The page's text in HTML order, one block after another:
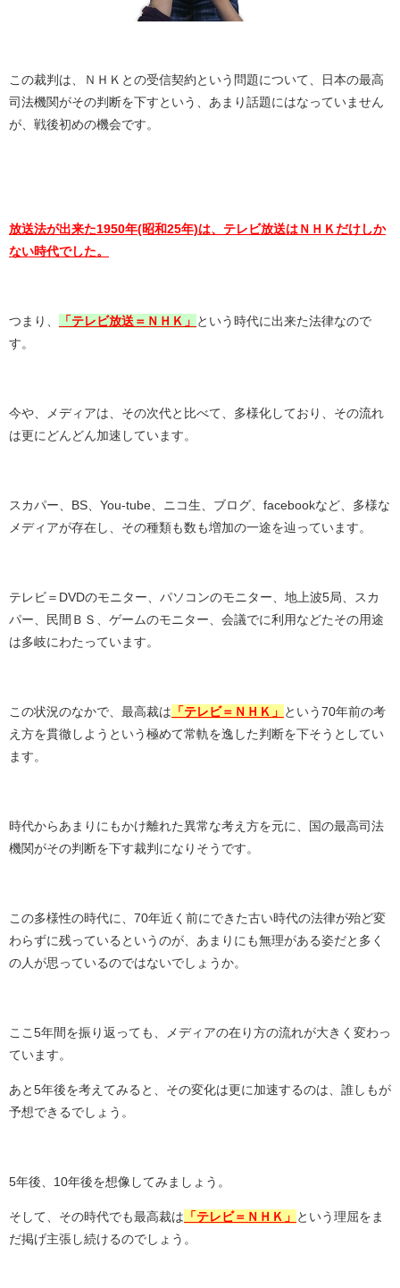
この裁判は、ＮＨＫとの受信契約という問題について、日本の最高
司法機関がその判断を下すという、あまり話題にはなっていません
が、戦後初めの機会です。
放送法が出来た1950年(昭和25年)は、テレビ放送はＮＨＫだけしか
ない時代でした。
つまり、 「テレビ放送＝ＮＨＫ」 という時代に出来た法律なので
す。
今や、メディアは、その次代と比べて、多様化しており、その流れ
は更にどんどん加速しています。
スカパー、 BS、 You-tube、ニコ生、ブログ、 facebookなど、多様な
メディアが存在し、その種類も数も増加の一途を辿っています。
テレビ＝DVDのモニター、パソコンのモニター、地上波5局、スカ
パー、民間ＢＳ、ゲームのモニター、会議でに利用などたその用途
は多岐にわたっています。
この状況のなかで、最高裁は 「テレビ＝ＮＨＫ」 という70年前の考
え方を貫徹しようという極めて常軌を逸した判断を下そうとしてい
ます。
時代からあまりにもかけ離れた異常な考え方を元に、国の最高司法
機関がその判断を下す裁判になりそうです。
この多様性の時代に、 70年近く前にできた古い時代の法律が殆ど変
わらずに残っているというのが、あまりにも無理がある姿だと多く
の人が思っているのではないでしょうか。
ここ5年間を振り返っても、メディアの在り方の流れが大きく変わっ
ています。
あと5年後を考えてみると、その変化は更に加速するのは、誰しもが
予想できるでしょう。
5年後、10年後を想像してみましょう。
そして、その時代でも最高裁は 「テレビ＝ＮＨＫ」 という理屈をま
だ掲げ主張し続けるのでしょう。